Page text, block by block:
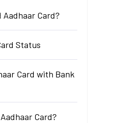
Aadhaar Card?
Status
Card with Bank
Card?